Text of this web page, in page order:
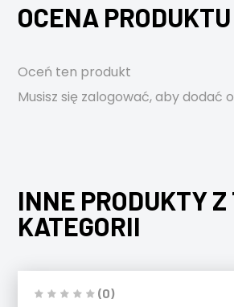
OCENA
Oceń ten produkt
Musisz się zalogować, aby dodać
INNE PRODUKTY
KATEGORII
(0)